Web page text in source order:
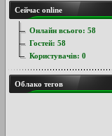
Сейчас online
Онлайн всього: 58
Гостей: 58
Користувачів: 0
Облако тегов